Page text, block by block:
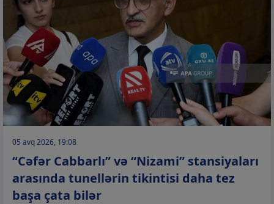
05 avq 2026, 19:08
“Cəfər Cabbarlı” və “Nizami” stansiyaları
arasında tunellərin tikintisi daha tez
başa çata bilər